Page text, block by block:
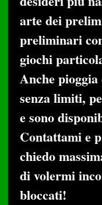
arte dei
preliminari
giochi
Anche
senza limiti,
e sono
Contattami e
chiedo
di volermi
bloccati!